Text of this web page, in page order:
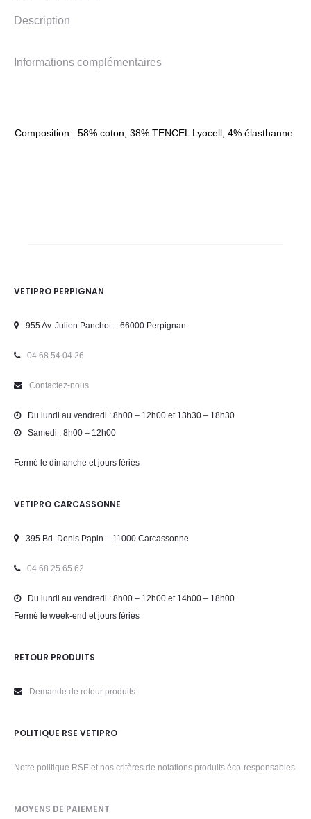
Description
Informations complémentaires
Composition : 58% coton, 38% TENCEL Lyocell, 4% élasthanne
VETIPRO PERPIGNAN
955 Av. Julien Panchot – 66000 Perpignan
04 68 54 04 26
Contactez-nous
Du lundi au vendredi : 8h00 – 12h00 et 13h30 – 18h30
Samedi : 8h00 – 12h00
Fermé le dimanche et jours fériés
VETIPRO CARCASSONNE
395 Bd. Denis Papin – 11000 Carcassonne
04 68 25 65 62
Du lundi au vendredi : 8h00 – 12h00 et 14h00 – 18h00
Fermé le week-end et jours fériés
RETOUR PRODUITS
Demande de retour produits
POLITIQUE RSE VETIPRO
Notre politique RSE et nos critères de notations produits éco-responsables
MOYENS DE PAIEMENT